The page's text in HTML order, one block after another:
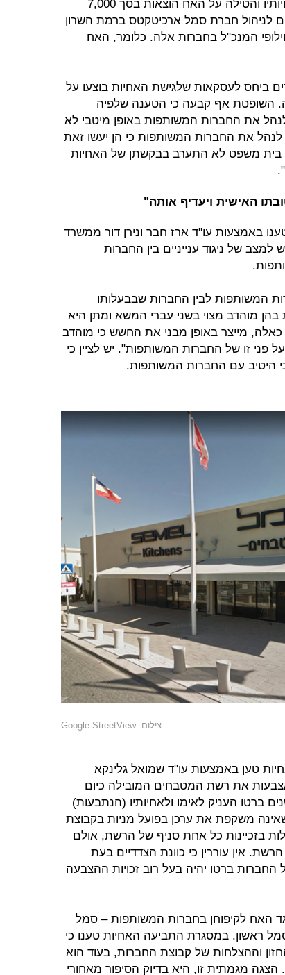
באמצעות החברות המשותפות לו ולאחיותיו והטילה על האח הוצאות בסך 7,000
לניהול חברת סמל ארכיטקטס ברמת השרון
המנכ"ל בחברות אלה. כלומר, האח
ביחס לעסקאות שלגישת האחיות בוצעו על
השופטת אף קבעה כי הטענה שלפיה
את החברות המשותפות באופן מיטבי לא
את החברות המשותפות כי הן יעשו זאת
בית משפט לא התערב בבקשתן של האחיות
האישית ויעדיף אותה"
באמצעות עו"ד ארז חבר ונירן דור ממשרד
של ניגוד ענייניים בין החברות
המשותפות לבין החברות שבבעלותו
מוהדב מצוי בשני עברי המשא ומתן היא
מייצר באופן מבני את החשש כי מוהדב
פני זו של החברות המשותפות". יש לציין כי
היטיב עם החברות המשותפות.
צילום: Google StreetView
טען באמצעות עו"ד שמואל גלינקא
את רשת המטבחים המובילה כיום
העניק לאימו ולאחיותיו (הנתבעות)
משקפת את ערכן בפועל מניות בקבוצת
בזכיינות כל אחת סניף של הרשת, אולם
אין עוררין כי כוונת הצדדיים בעת
ברטו יהיה בעל רוב זכויות ההצבעה
האח לקיפוחן בחברות המשותפות – סמל
ראשון. במסגרת התביעה האחיות טענו כי
וההצלחות של קבוצת החברות, בעוד הוא
מגמתית זו, היא בדיוק הסיפור מאחורי